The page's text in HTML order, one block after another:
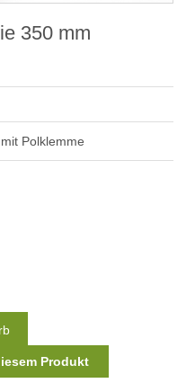
350 mm
Polklemme
Produkt